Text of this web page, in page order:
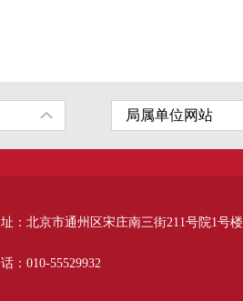
北京市通州区宋庄南三街211号院1号楼
010-55529932